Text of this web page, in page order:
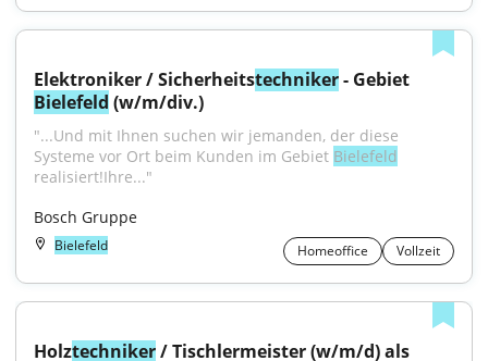
Elektroniker / Sicherheitstechniker
Bielefeld (w/m/div.)
"...Und mit Ihnen suchen wir jemanden, der diese
Systeme vor Ort beim Kunden im Gebiet Bielefeld
realisiert!Ihre..."
Bosch Gruppe
Bielefeld Homeoffice Vollzeit
Holztechniker / Tischlermeister (w/m/d) als